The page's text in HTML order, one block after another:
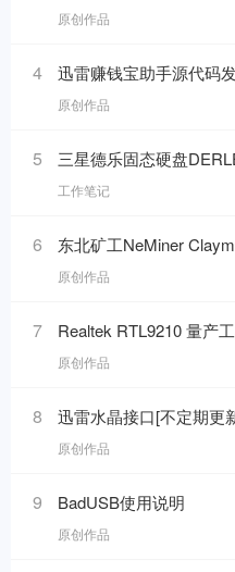
原创作品
4 迅雷赚钱宝助手源代码
原创作品
5 三星德乐固态硬盘
工作笔记
6 东北矿工NeMiner Claymore以
原创作品
7 Realtek RTL9210 量产工具
原创作品
8 迅雷水晶接口[不定期更
原创作品
9 BadUSB使用说明
原创作品